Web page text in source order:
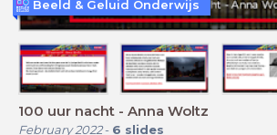
100 uur nacht - Anna Woltz
February 2022- 6 slides
Beeld & Geluid Onderwijs